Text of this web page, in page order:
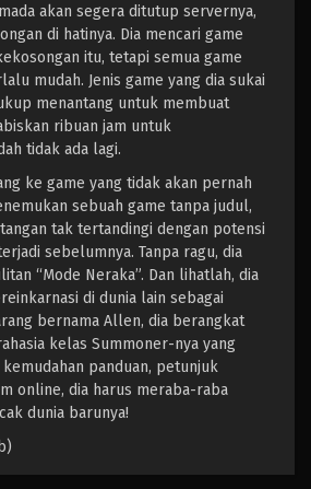
akan segera ditutup servernya,
di hatinya. Dia mencari game
itu, tetapi semua game
mudah. ​​Jenis game yang dia sukai
menantang untuk membuat
ribuan jam untuk
tidak ada lagi.
ke game yang tidak akan pernah
sebuah game tanpa judul,
tak tertandingi dengan potensi
sebelumnya. Tanpa ragu, dia
“Mode Neraka”. Dan lihatlah, dia
di dunia lain sebagai
bernama Allen, dia berangkat
kelas Summoner-nya yang
panduan, petunjuk
online, dia harus meraba-raba
dunia barunya!